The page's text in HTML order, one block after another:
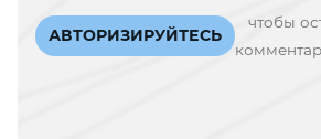
АВТОРИЗИРУЙТЕСЬ
чтобы